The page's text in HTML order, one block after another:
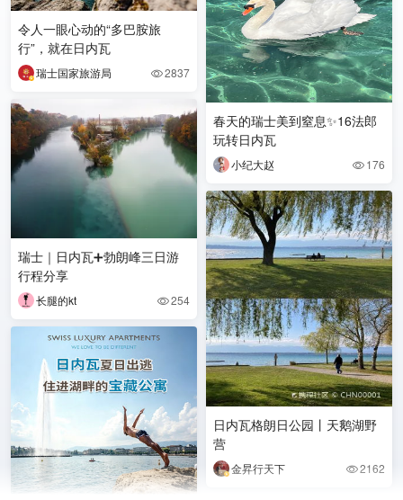
令人一眼心动的“多巴胺旅
行”，就在日内瓦
瑞士国家旅游局 2837
瑞士｜日内瓦➕勃朗峰三日游
行程分享
长腿的kt 254
春天的瑞士美到窒息✨16法郎
玩转日内瓦
小纪大赵  176
日内瓦格朗日公园丨天鹅湖野
营
金昇行天下 2162